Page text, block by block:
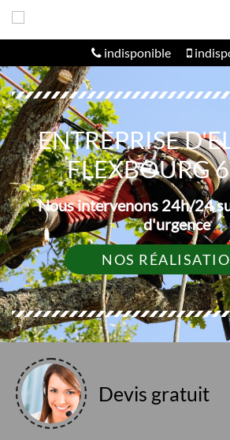
indisponible
ENTREPRISE
FLEXBOURG
Nous intervenons 24h/24
d'urgence
NOS
Devis gratuit